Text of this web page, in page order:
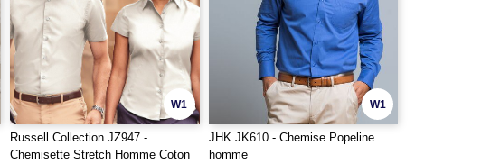
W1
Russell Collection JZ947 -
Chemisette Stretch Homme Coton
W1
JHK JK610 - Chemise Popeline
homme